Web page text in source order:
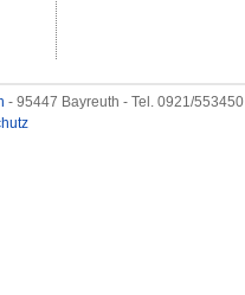
- 95447 Bayreuth - Tel. 0921/553450